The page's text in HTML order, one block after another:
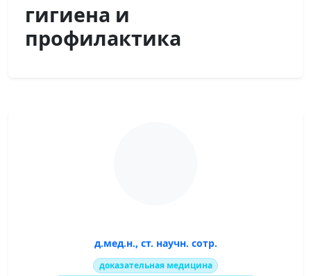
гигиена и
профилактика
д.мед.н., ст. научн. сотр.
доказательная медицина